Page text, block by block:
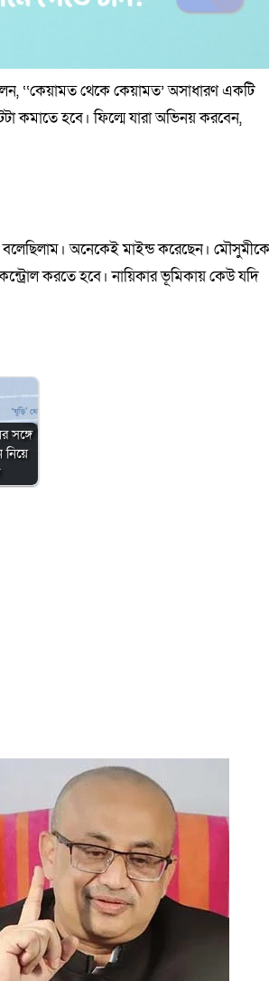
‘‘কেয়ামত থেকে কেয়ামত’ অসাধারণ একটি
হবে। ফিল্মে যারা অভিনয় করবেন,
অনেকেই মাইন্ড করেছেন।
করতে হবে। নায়িকার ভূমিকায় কেউ যদি
সঙ্গে